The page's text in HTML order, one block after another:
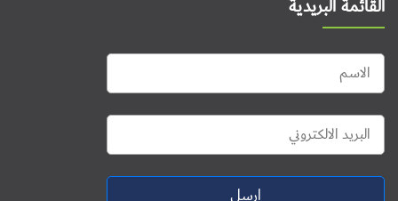
القائمة البريدية
ارسل